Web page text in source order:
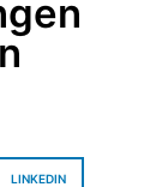
LINKEDIN